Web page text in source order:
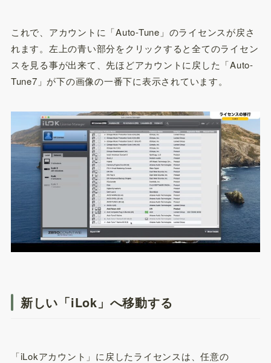
これで、アカウントに「Auto-Tune」のライセンスが戻さ
れます。左上の青い部分をクリックすると全てのライセン
スを見る事が出来て、先ほどアカウントに戻した「Auto-
Tune7」が下の画像の一番下に表示されています。
新しい「iLok」へ移動する
「iLokアカウント」に戻したライセンスは、任意の